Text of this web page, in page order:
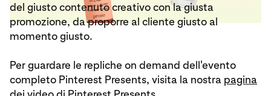
del giusto contenuto creativo con la giusta
promozione, da proporre al cliente giusto al
momento giusto.
Per guardare le repliche on demand dell'evento
completo Pinterest Presents, visita la nostra pagina